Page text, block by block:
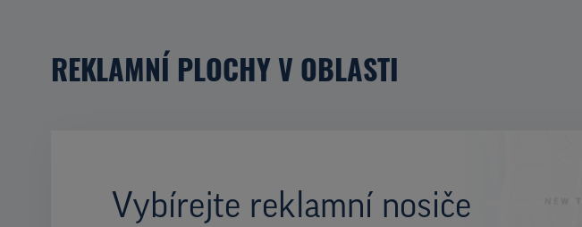
REKLAMNÍ PLOCHY V OBLASTI
Vybírejte reklamní nosiče